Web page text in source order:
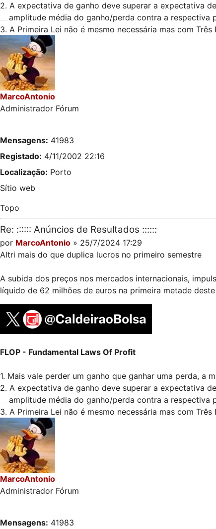
2. A expectativa de ganho deve superar a expectativa
amplitude média do ganho/perda contra a respectiva
3. A Primeira Lei não é mesmo necessária mas com
MarcoAntonio
Administrador Fórum
Mensagens: 41983
Registado: 4/11/2002 22:16
Localização: Porto
Sítio web
Topo
Re: :::::: Anúncios de Resultados ::::::
por MarcoAntonio » 25/7/2024 17:29
Altri mais do que duplica lucros no primeiro semestre
A subida dos preços nos mercados internacionais,
líquido de 62 milhões de euros na primeira metade deste
FLOP - Fundamental Laws Of Profit
1. Mais vale perder um ganho que ganhar uma perda, a
2. A expectativa de ganho deve superar a expectativa
amplitude média do ganho/perda contra a respectiva
3. A Primeira Lei não é mesmo necessária mas com
MarcoAntonio
Administrador Fórum
Mensagens: 41983